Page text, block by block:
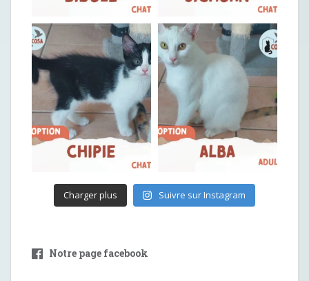
Charger plus Suivre sur Instagram
Notre page facebook